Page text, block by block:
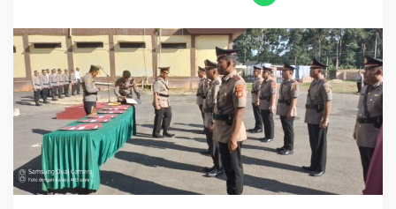
o
l
r
e
s
M
u
r
a
t
a
r